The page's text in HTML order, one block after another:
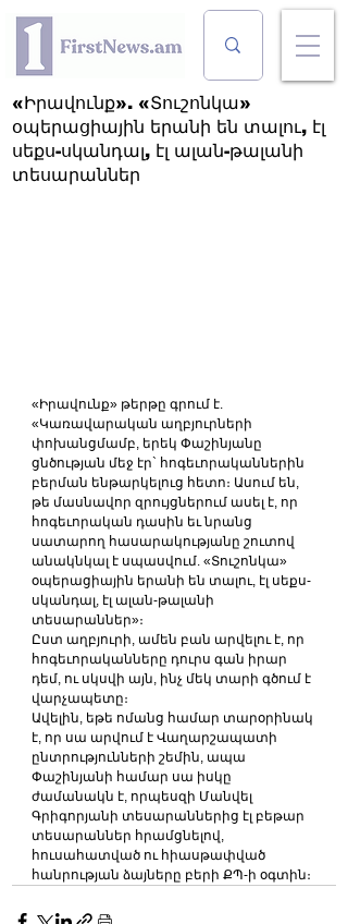
«Իրավունք». «Տուշոնկա»
օպերացիային երանի են տալու, էլ
սեքս-սկանդալ, էլ ալան-թալանի
տեսարաններ
«Իրավունք» թերթը գրում է.
«Կառավարական աղբյուրների
փոխանցմամբ, երեկ Փաշինյանը
ցնծության մեջ էր` հոգեւորականներին
բերման ենթարկելուց հետո։ Ասում են,
թե մասնավոր զրույցներում ասել է, որ
հոգեւորական դասին եւ նրանց
սատարող հասարակությանը շուտով
անակնկալ է սպասվում. «Տուշոնկա»
օպերացիային երանի են տալու, էլ սեքս-
սկանդալ, էլ ալան-թալանի
տեսարաններ»։
Ըստ աղբյուրի, ամեն բան արվելու է, որ
հոգեւորականները դուրս գան իրար
դեմ, ու սկսվի այն, ինչ մեկ տարի գծում է
վարչապետը։
Ավելին, եթե ոմանց համար տարօրինակ
է, որ սա արվում է Վաղարշապատի
ընտրությունների շեմին, ապա
Փաշինյանի համար սա իսկը
ժամանակն է, որպեսզի Մանվել
Գրիգորյանի տեսարաններից էլ բեթար
տեսարաններ հրամցնելով,
հուսահատված ու հիասթափված
հանրության ձայները բերի ՔՊ-ի օգտին։